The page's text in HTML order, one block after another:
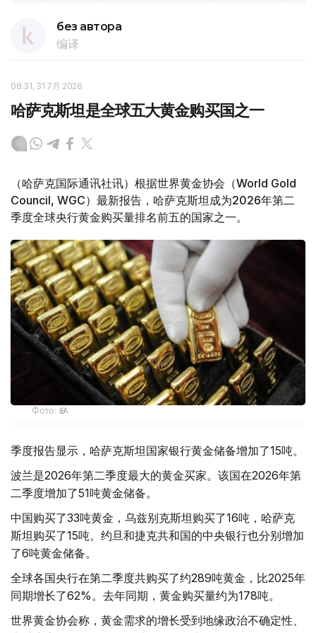
без автора
编译
08:31, 31 7月 2026
哈萨克斯坦是全球五大黄金购买国之一
（哈萨克国际通讯社讯）根据世界黄金协会（World Gold
Council, WGC）最新报告，哈萨克斯坦成为2026年第二
季度全球央行黄金购买量排名前五的国家之一。
Фото: ӨзА
季度报告显示，哈萨克斯坦国家银行黄金储备增加了15吨。
波兰是2026年第二季度最大的黄金买家。该国在2026年第
二季度增加了51吨黄金储备。
中国购买了33吨黄金，乌兹别克斯坦购买了16吨，哈萨克
斯坦购买了15吨。约旦和捷克共和国的中央银行也分别增加
了6吨黄金储备。
全球各国央行在第二季度共购买了约289吨黄金，比2025年
同期增长了62%。去年同期，黄金购买量约为178吨。
世界黄金协会称，黄金需求的增长受到地缘政治不确定性、